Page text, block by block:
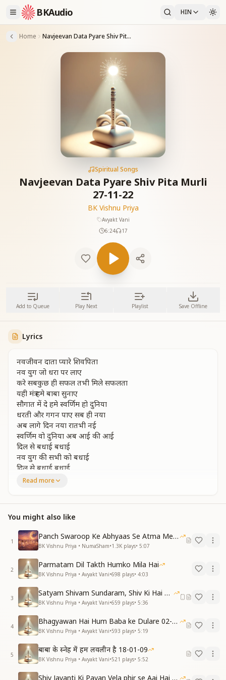
BKAudio HIN
Home Navjeevan Data Pyare Shiv Pita Murli 27-11-22
Spiritual Songs
Navjeevan Data Pyare Shiv Pita Murli
27-11-22
BK Vishnu Priya
Avyakt Vani
6:24
17
Add to Queue Play Next Playlist Save Offline
Lyrics
नवजीवन दाता प्यारे शिवपिता
नव युग जो धरा पर लाए
करे सबकुछ ही सफल तभी मिले सफलता
यही मंत्र हमे बाबा सुनाए
सौगात में दे हमे स्वर्णिम हो दुनिया
धरती और गगन पाए सब ही नया
अब लागे दिन नया रातभी नई
स्वर्णिम वो दुनिया अब आई की आई
दिल से बधाई बधाई
नव युग की सभी को बधाई
दिल से बधाई बधाई
नव वर्ष की हो बधाई
अपना तो जन्मसिद्ध ये है अधिकार
हम बने फरिश्ता फरिश्ता सो देवता
संगमयुग में सदा मौज मनाए
उत्सव हर दिन ऐसा खिला है जीवन
उमंग उत्साह बढ़ता जाए
कही व्यर्थ न जाए खजाना कोई
हर श्वास हर घड़ी सफल हुई
अब लागे दिन नया रात भी नई
स्वर्णिम वो दुनिया अब आई की आई
दिल से बधाई बधाई
नव युग की सभी को बधाई
दिल से बधाई बधाई
नव वर्ष की हो बधाई
ज्ञान का खजाना ही बनाए समझदार
निर्विघ्न जीवन का शक्तियां ही आधार
सर्वगुणसंपन्न गुनमुरत बन
Read more
You might also like
1
Panch Swaroop Ke Abhyaas Se Atma Mein Shakti
BK Vishnu Priya • NumaSham•1.3K plays• 5:07
2
Parmatam Dil Takth Humko Mila Hai
BK Vishnu Priya • Avyakt Vani•698 plays• 4:03
3
Satyam Shivam Sundaram, Shiv Ki Hai Hum Santan 09-11-2025
BK Vishnu Priya • Avyakt Vani•659 plays• 5:36
4
Bhagyawan Hai Hum Baba ke Dulare 02-03-2025
BK Vishnu Priya • Avyakt Vani•593 plays• 5:19
5
बाबा के स्नेह में हम लवलीन है 18-01-09
BK Vishnu Priya • Avyakt Vani•521 plays• 5:52
Shiv Jayanti Ki Pavan Vela phir se Aai Hai 23-02-2025